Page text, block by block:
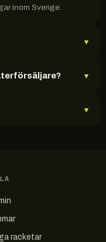
inom Sverige.
▾
▾
▾
racketar